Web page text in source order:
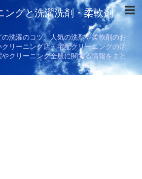
ングと洗濯洗剤・柔軟剤
洗濯のコツ、人気の洗剤や柔軟剤のお
リーニング店・宅配クリーニングの活
クリーニング全般に関する情報をまと